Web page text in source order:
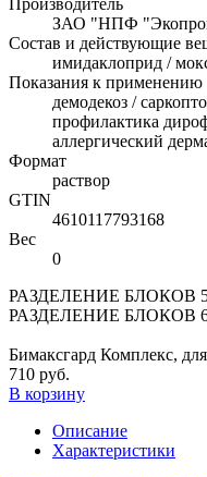
Производитель
ЗАО "НПФ
Состав и действующие
имидаклоприд /
Показания к применению
демодекоз /
профилактика
аллергический
Формат
раствор
GTIN
4610117793168
Вес
0
РАЗДЕЛЕНИЕ БЛОКОВ
РАЗДЕЛЕНИЕ БЛОКОВ
Бимаксгард Комплекс,
710 руб.
В корзину
Описание
Характеристики